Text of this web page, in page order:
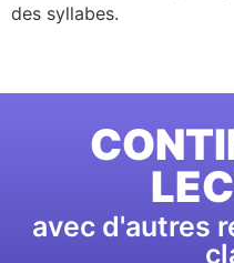
des syllabes.
avec d'autres